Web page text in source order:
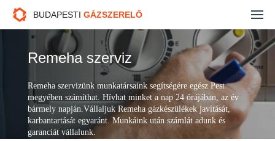
BUDAPESTI GÁZSZERELŐ
Gázszerelés
Fűtésszerelés
Kazán javítás
Ajánlatkérés
Remeha szerviz
Remeha szervizünk munkatársaink segítségére egész Pest
megyében számíthat. Hívhat minket a nap 24 órájában, az év
bármely napján.Vállaljuk Remeha gázkészülékek javítását,
karbantartását egyaránt. Munkáink után számlát adunk és
garanciát vállalunk.